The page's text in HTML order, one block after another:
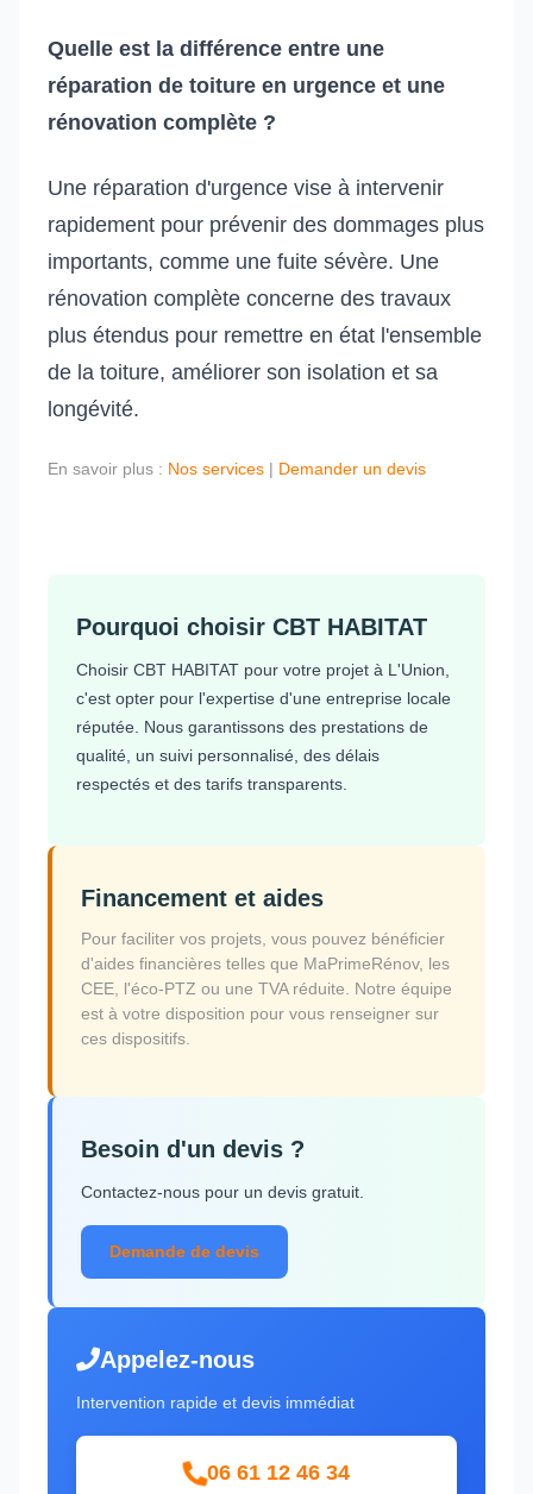
Quelle est la différence entre une
réparation de toiture en urgence et une
rénovation complète ?
Une réparation d'urgence vise à intervenir
rapidement pour prévenir des dommages plus
importants, comme une fuite sévère. Une
rénovation complète concerne des travaux
plus étendus pour remettre en état l'ensemble
de la toiture, améliorer son isolation et sa
longévité.
En savoir plus : Nos services | Demander un devis
Pourquoi choisir CBT HABITAT
Choisir CBT HABITAT pour votre projet à L'Union,
c'est opter pour l'expertise d'une entreprise locale
réputée. Nous garantissons des prestations de
qualité, un suivi personnalisé, des délais
respectés et des tarifs transparents.
Financement et aides
Pour faciliter vos projets, vous pouvez bénéficier
d'aides financières telles que MaPrimeRénov, les
CEE, l'éco-PTZ ou une TVA réduite. Notre équipe
est à votre disposition pour vous renseigner sur
ces dispositifs.
Besoin d'un devis ?
Contactez-nous pour un devis gratuit.
Demande de devis
Appelez-nous
Intervention rapide et devis immédiat
06 61 12 46 34